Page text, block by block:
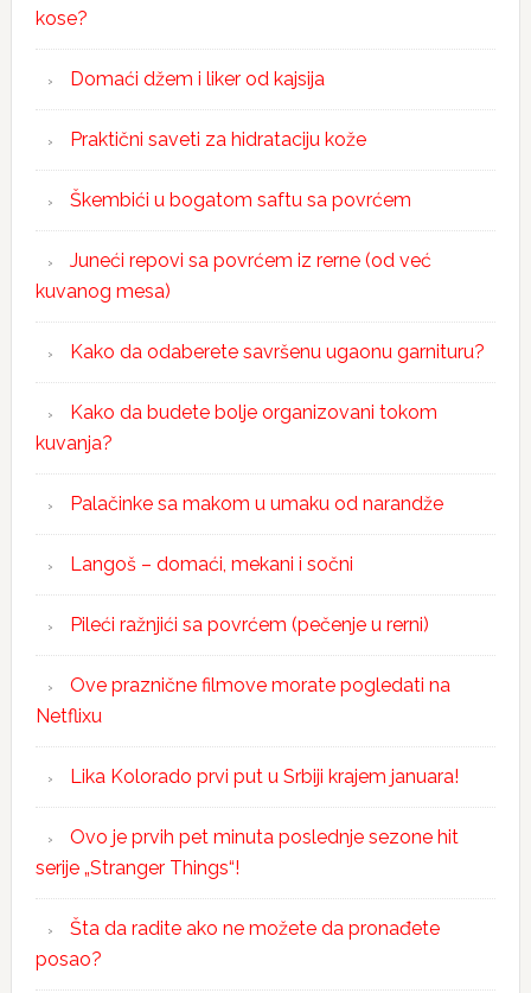
kose?
Domaći džem i liker od kajsija
Praktični saveti za hidrataciju kože
Škembići u bogatom saftu sa povrćem
Juneći repovi sa povrćem iz rerne (od već
kuvanog mesa)
Kako da odaberete savršenu ugaonu garnituru?
Kako da budete bolje organizovani tokom
kuvanja?
Palačinke sa makom u umaku od narandže
Langoš – domaći, mekani i sočni
Pileći ražnjići sa povrćem (pečenje u rerni)
Ove praznične filmove morate pogledati na
Netflixu
Lika Kolorado prvi put u Srbiji krajem januara!
Ovo je prvih pet minuta poslednje sezone hit
serije „Stranger Things“!
Šta da radite ako ne možete da pronađete
posao?